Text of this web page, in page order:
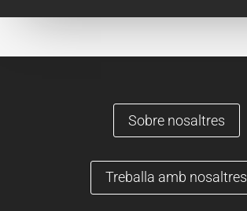
Sobre nosaltres
Treballa amb nosaltres